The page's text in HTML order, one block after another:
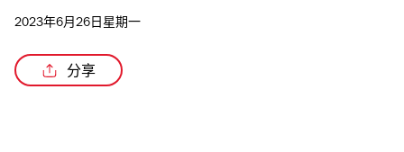
2023年6月26日星期一
分享